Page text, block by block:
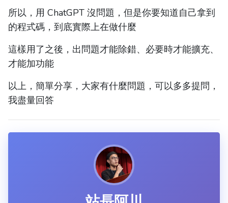
所以，用 ChatGPT 沒問題，但是你要知道自己拿到
的程式碼，到底實際上在做什麼
這樣用了之後，出問題才能除錯、必要時才能擴充、
才能加功能
以上，簡單分享，大家有什麼問題，可以多多提問，
我盡量回答